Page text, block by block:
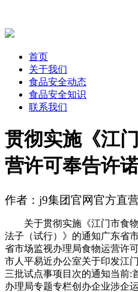
首页
关于我们
食品安全动态
食品安全知识
联系我们
贯彻实施《江
营许可奉告许
作者：j9集团官网官方直
关于贯彻实施《江门市食物
法子（试行）》的通知广东省
省市场监视办理局食物运营许
市人平易近办公室关于印发江
三批试点事项目次的通知当前:
办理局专题专栏创办企业涉企